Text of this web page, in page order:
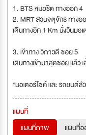
1. BTS หมอชิต ทางออก 4
2. MRT สวนจตุจักร ทางอ
เดินทางอีก 1 Km นั่งวินม
3. เข้าทาง วิภาวดี ซอย 5
เดินทางเข้ามาสุดซอย แล้ว
*มอเตอร์ไซค์ และ รถยนต์
แผนที่
แผนที่ภาพ
แผนที่อ